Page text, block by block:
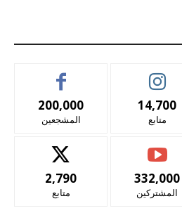
200,000
المشجعين
14,700
متابع
2,790
متابع
332,000
المشتركين